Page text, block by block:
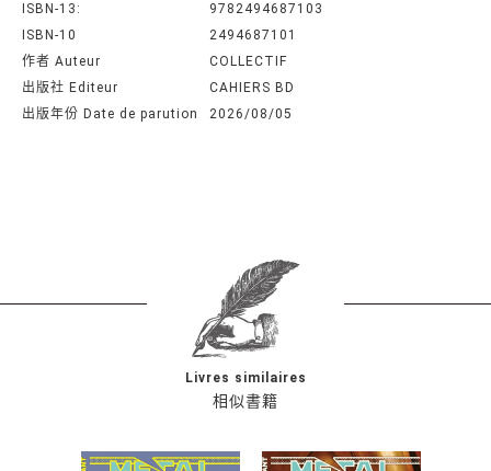
ISBN-13:
9782494687103
ISBN-10
2494687101
作者 Auteur
COLLECTIF
出版社 Editeur
CAHIERS BD
出版年份 Date de parution
2026/08/05
相似書籍
Livres similaires